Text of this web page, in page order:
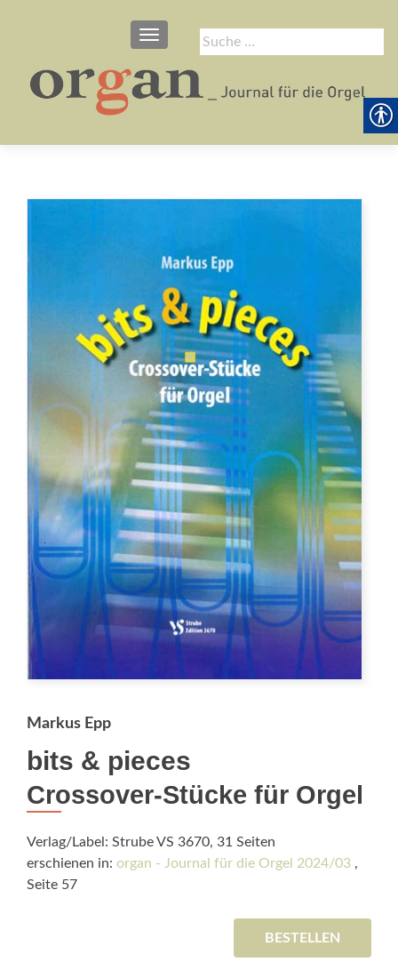
Suche
nach:
SCHALTE NAVIGATION
Markus Epp
bits & pieces
Crossover-Stücke für Orgel
Verlag/Label: Strube VS 3670, 31 Seiten
erschienen in: organ - Journal für die Orgel 2024/03 ,
Seite 57
BESTELLEN